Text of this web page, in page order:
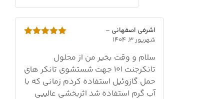
اشرفی اصفهانی –
شهریور 3, 1404
سلام و وقت بخیر من از محلول
تانکرجنت 101 جهت شستشوی تانکر های
حمل گازوئیل استفاده کردم زمانی که با
آب گرم استفاده شد اثربخشی عالییی